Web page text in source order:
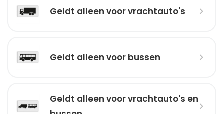
Geldt alleen voor vrachtauto's
Geldt alleen voor bussen
Geldt alleen voor vrachtauto's en